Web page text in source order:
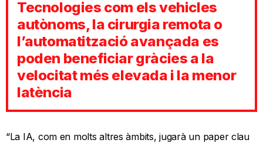
Tecnologies com els vehicles
autònoms, la cirurgia remota o
l’automatització avançada es
poden beneficiar gràcies a la
velocitat més elevada i la menor
latència
“La IA, com en molts altres àmbits, jugarà un paper clau